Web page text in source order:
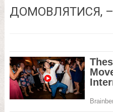
ДОМОВЛЯТИСЯ,